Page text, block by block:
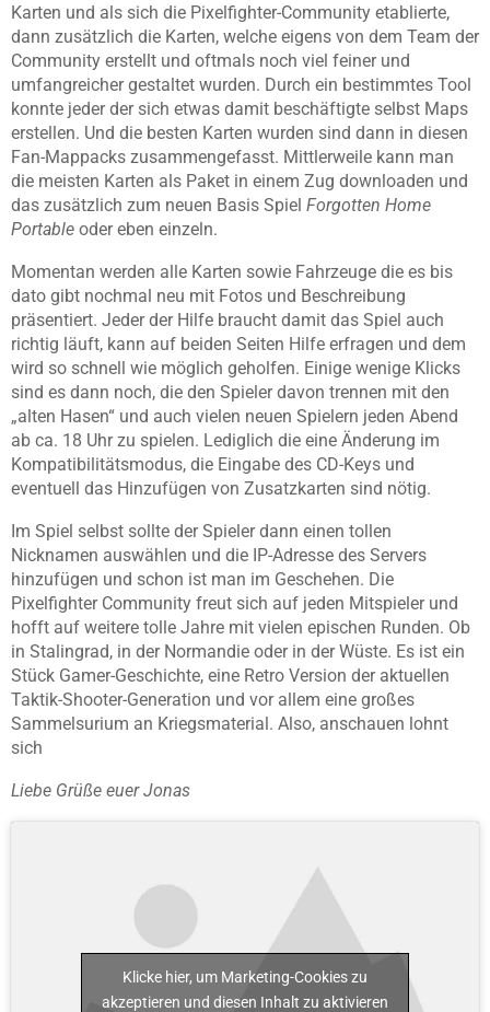
Karten und als sich die Pixelfighter-Community etablierte,
dann zusätzlich die Karten, welche eigens von dem Team der
Community erstellt und oftmals noch viel feiner und
umfangreicher gestaltet wurden. Durch ein bestimmtes Tool
konnte jeder der sich etwas damit beschäftigte selbst Maps
erstellen. Und die besten Karten wurden sind dann in diesen
Fan-Mappacks zusammengefasst. Mittlerweile kann man
die meisten Karten als Paket in einem Zug downloaden und
das zusätzlich zum neuen Basis Spiel Forgotten Home
Portable oder eben einzeln.
Momentan werden alle Karten sowie Fahrzeuge die es bis
dato gibt nochmal neu mit Fotos und Beschreibung
präsentiert. Jeder der Hilfe braucht damit das Spiel auch
richtig läuft, kann auf beiden Seiten Hilfe erfragen und dem
wird so schnell wie möglich geholfen. Einige wenige Klicks
sind es dann noch, die den Spieler davon trennen mit den
„alten Hasen“ und auch vielen neuen Spielern jeden Abend
ab ca. 18 Uhr zu spielen. Lediglich die eine Änderung im
Kompatibilitätsmodus, die Eingabe des CD-Keys und
eventuell das Hinzufügen von Zusatzkarten sind nötig.
Im Spiel selbst sollte der Spieler dann einen tollen
Nicknamen auswählen und die IP-Adresse des Servers
hinzufügen und schon ist man im Geschehen. Die
Pixelfighter Community freut sich auf jeden Mitspieler und
hofft auf weitere tolle Jahre mit vielen epischen Runden. Ob
in Stalingrad, in der Normandie oder in der Wüste. Es ist ein
Stück Gamer-Geschichte, eine Retro Version der aktuellen
Taktik-Shooter-Generation und vor allem eine großes
Sammelsurium an Kriegsmaterial. Also, anschauen lohnt
sich
Liebe Grüße euer Jonas
Klicke hier, um Marketing-Cookies zu
akzeptieren und diesen Inhalt zu aktivieren